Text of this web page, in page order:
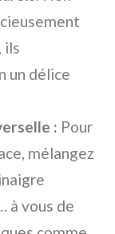
ils
un délice
: Pour
mélangez
à vous de